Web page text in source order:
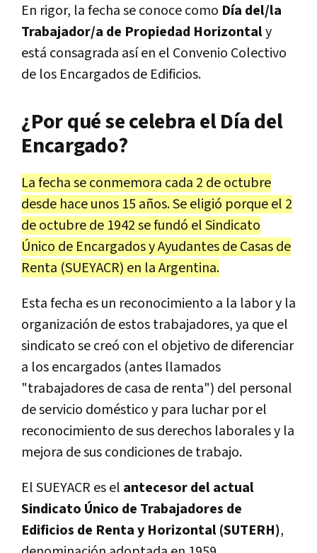
En rigor, la fecha se conoce como Día del/la
Trabajador/a de Propiedad Horizontaly
está consagrada así en el Convenio Colectivo
de los Encargados de Edificios.
¿Por qué se celebra el Día del
Encargado?
La fecha se conmemora cada 2 de octubre
desde hace unos 15 años. Se eligió porque el 2
de octubre de 1942 se fundó el Sindicato
Único de Encargados y Ayudantes de Casas de
Renta (SUEYACR) en la Argentina.
Esta fecha es un reconocimiento a la labor y la
organización de estos trabajadores, ya que el
sindicato se creó con el objetivo de diferenciar
a los encargados (antes llamados
"trabajadores de casa de renta") del personal
de servicio doméstico y para luchar por el
reconocimiento de sus derechos laborales y la
mejora de sus condiciones de trabajo.
El SUEYACR es el antecesor del actual
Sindicato Único de Trabajadores de
Edificios de Renta y Horizontal (SUTERH),